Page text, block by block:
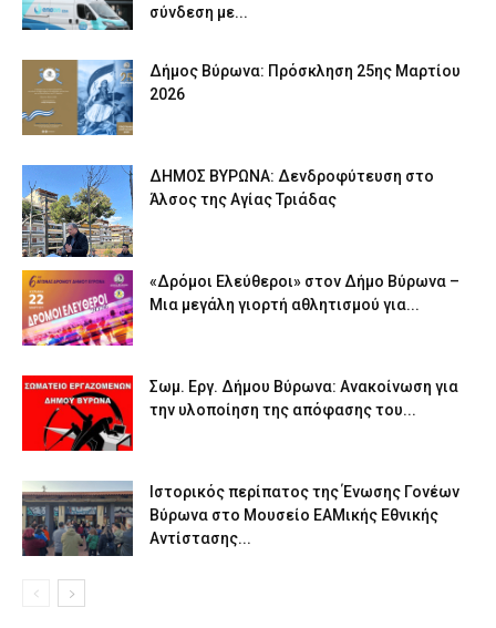
σύνδεση με...
Δήμος Βύρωνα: Πρόσκληση 25ης Μαρτίου
2026
ΔΗΜΟΣ ΒΥΡΩΝΑ: Δενδροφύτευση στο
Άλσος της Αγίας Τριάδας
«Δρόμοι Ελεύθεροι» στον Δήμο Βύρωνα –
Μια μεγάλη γιορτή αθλητισμού για...
Σωμ. Εργ. Δήμου Βύρωνα: Ανακοίνωση για
την υλοποίηση της απόφασης του...
Ιστορικός περίπατος της Ένωσης Γονέων
Βύρωνα στο Μουσείο ΕΑΜικής Εθνικής
Αντίστασης...